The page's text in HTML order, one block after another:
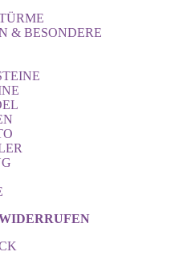
& BESONDERE